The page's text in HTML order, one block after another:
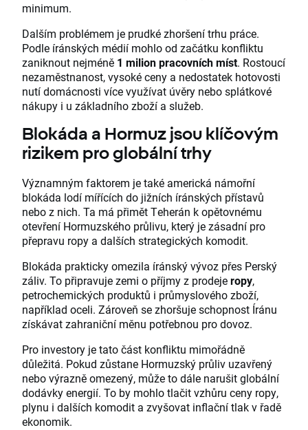
minimum.
Dalším problémem je prudké zhoršení trhu práce.
Podle íránských médií mohlo od začátku konfliktu
zaniknout nejméně 1 milion pracovních míst. Rostoucí
nezaměstnanost, vysoké ceny a nedostatek hotovosti
nutí domácnosti více využívat úvěry nebo splátkové
nákupy i u základního zboží a služeb.
Blokáda a Hormuz jsou klíčovým
rizikem pro globální trhy
Významným faktorem je také americká námořní
blokáda lodí mířících do jižních íránských přístavů
nebo z nich. Ta má přimět Teherán k opětovnému
otevření Hormuzského průlivu, který je zásadní pro
přepravu ropy a dalších strategických komodit.
Blokáda prakticky omezila íránský vývoz přes Perský
záliv. To připravuje zemi o příjmy z prodejeropy,
petrochemických produktů i průmyslového zboží,
například oceli. Zároveň se zhoršuje schopnost Íránu
získávat zahraniční měnu potřebnou pro dovoz.
Pro investory je tato část konfliktu mimořádně
důležitá. Pokud zůstane Hormuzský průliv uzavřený
nebo výrazně omezený, může to dále narušit globální
dodávky energií. To by mohlo tlačit vzhůru ceny ropy,
plynu i dalších komodit a zvyšovat inflační tlak v řadě
ekonomik.